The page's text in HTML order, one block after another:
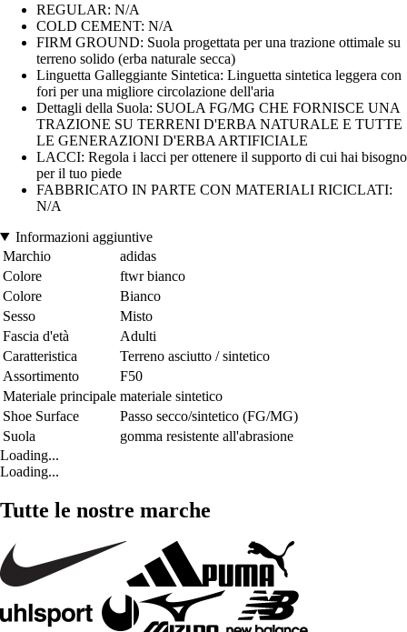
REGULAR: N/A
COLD CEMENT: N/A
FIRM GROUND: Suola progettata per una trazione ottimale su
terreno solido (erba naturale secca)
Linguetta Galleggiante Sintetica: Linguetta sintetica leggera con
fori per una migliore circolazione dell'aria
Dettagli della Suola: SUOLA FG/MG CHE FORNISCE UNA
TRAZIONE SU TERRENI D'ERBA NATURALE E TUTTE
LE GENERAZIONI D'ERBA ARTIFICIALE
LACCI: Regola i lacci per ottenere il supporto di cui hai bisogno
per il tuo piede
FABBRICATO IN PARTE CON MATERIALI RICICLATI:
N/A
Informazioni aggiuntive
Marchio
adidas
Colore
ftwr bianco
Colore
Bianco
Sesso
Misto
Fascia d'età
Adulti
Caratteristica
Terreno asciutto / sintetico
Assortimento
F50
Materiale principale materiale sintetico
Shoe Surface
Passo secco/sintetico (FG/MG)
Suola
gomma resistente all'abrasione
Loading...
Loading...
Tutte le nostre marche